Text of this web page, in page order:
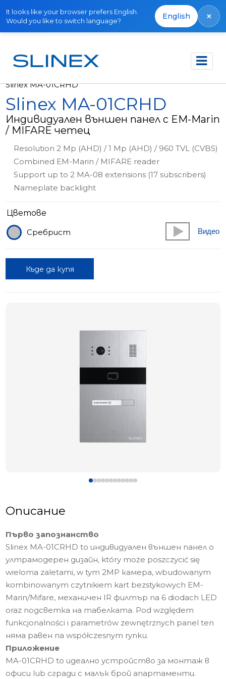
It looks like your browser prefers English.
Would you like to switch language?
English ×
Начало Продукти
Slinex MA-01CRHD
Slinex MA-01CRHD
Индивидуален външен панел с EM-Marin
/ MIFARE четец
Resolution 2 Mp (AHD) / 1 Mp (AHD) / 960 TVL (CVBS)
Combined EM-Marin / MIFARE reader
Support up to 2 MA-08 extensions (17 subscribers)
Nameplate backlight
Цветове
Сребрист
Видео
Къде да купя
Описание
Първо запознанство
Slinex MA-01CRHD to индивидуален външен панел o
ултрамодерен дизайн, który może poszczycić się
wieloma zaletami, w tym 2MP камера, wbudowanym
kombinowanym czytnikiem kart bezstykowych EM-
Marin/Mifare, механичен IR филтър na 6 diodach LED
oraz подсветка на табелката. Pod względem
funkcjonalności i parametrów zewnętrznych panel ten
няма равен na współczesnym rynku.
Приложение
MA-01CRHD to идеално устройство за монтаж в
офиси lub сгради с малък брой апартаменти.